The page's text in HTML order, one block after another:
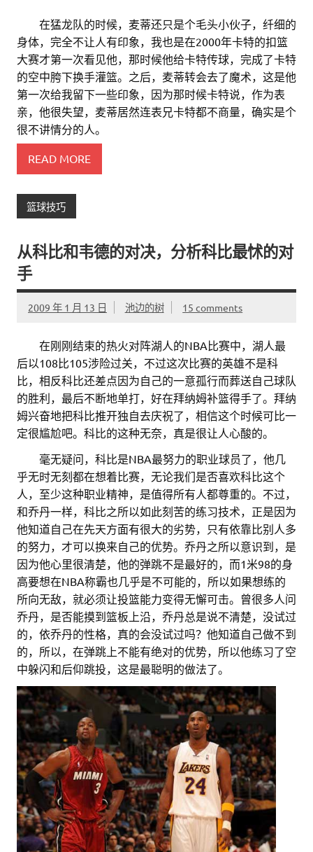
在猛龙队的时候，麦蒂还只是个毛头小伙子，纤细的
身体，完全不让人有印象，我也是在2000年卡特的扣篮
大赛才第一次看见他，那时候他给卡特传球，完成了卡特
的空中胯下换手灌篮。之后，麦蒂转会去了魔术，这是他
第一次给我留下一些印象，因为那时候卡特说，作为表
亲，他很失望，麦蒂居然连表兄卡特都不商量，确实是个
很不讲情分的人。
READ MORE
篮球技巧
从科比和韦德的对决，分析科比最怵的对
手
2009 年 1 月 13 日 池边的树 15 comments
在刚刚结束的热火对阵湖人的NBA比赛中，湖人最
后以108比105涉险过关，不过这次比赛的英雄不是科
比，相反科比还差点因为自己的一意孤行而葬送自己球队
的胜利，最后不断地单打，好在拜纳姆补篮得手了。拜纳
姆兴奋地把科比推开独自去庆祝了，相信这个时候可比一
定很尴尬吧。科比的这种无奈，真是很让人心酸的。
毫无疑问，科比是NBA最努力的职业球员了，他几
乎无时无刻都在想着比赛，无论我们是否喜欢科比这个
人，至少这种职业精神，是值得所有人都尊重的。不过，
和乔丹一样，科比之所以如此刻苦的练习技术，正是因为
他知道自己在先天方面有很大的劣势，只有依靠比别人多
的努力，才可以换来自己的优势。乔丹之所以意识到，是
因为他心里很清楚，他的弹跳不是最好的，而1米98的身
高要想在NBA称霸也几乎是不可能的，所以如果想练的
所向无敌，就必须让投篮能力变得无懈可击。曾很多人问
乔丹，是否能摸到篮板上沿，乔丹总是说不清楚，没试过
的，依乔丹的性格，真的会没试过吗？他知道自己做不到
的，所以，在弹跳上不能有绝对的优势，所以他练习了空
中躲闪和后仰跳投，这是最聪明的做法了。